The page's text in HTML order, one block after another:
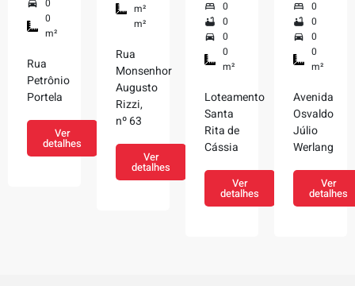
0
0
m²
Rua
Petrônio
Portela
Ver
detalhes
m²
m²
Rua
Monsenhor
Augusto
Rizzi,
nº 63
Ver
detalhes
0
0
0
0
m²
Loteamento
Santa
Rita de
Cássia
Ver
detalhes
0
0
0
0
m²
Avenida
Osvaldo
Júlio
Werlang
Ver
detalhes